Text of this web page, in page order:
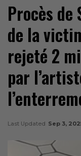
Procès
de la
rejeté 2
par
Last Updated Sep 3,